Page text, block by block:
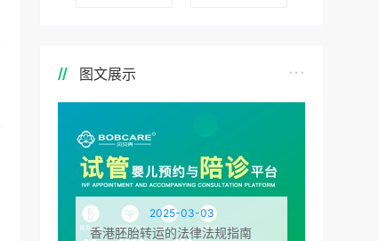
图文展示
2025-03-03
香港胚胎转运的法律法规指南